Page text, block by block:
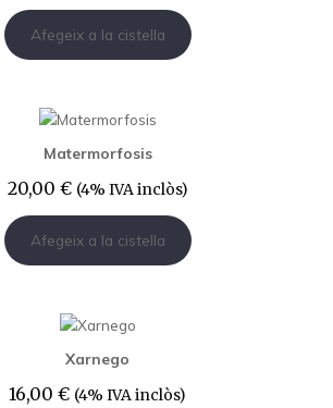
Afegeix a la cistella
Matermorfosis
20,00 € (4% IVA inclòs)
Afegeix a la cistella
Xarnego
16,00 € (4% IVA inclòs)